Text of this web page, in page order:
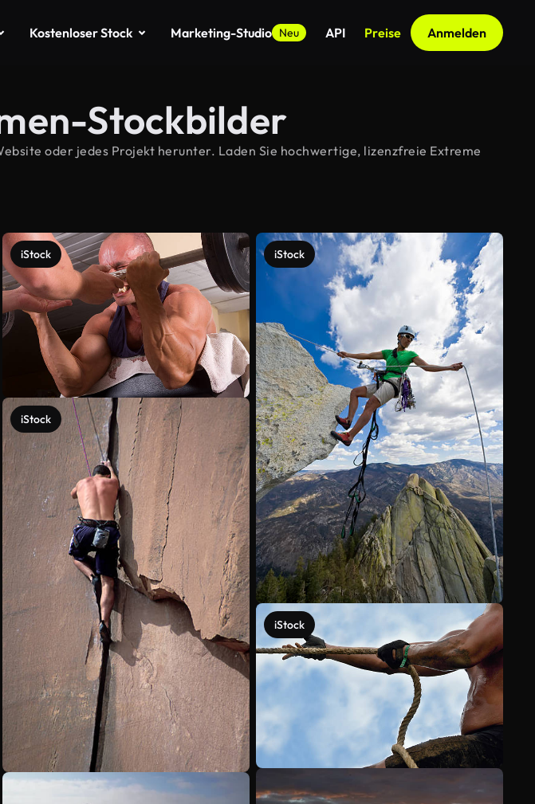
Kostenloser Stock Marketing-Studio Neu API Preise Anmelden
Stockbilder
oder jedes Projekt herunter. Laden Sie hochwertige, lizenzfreie Extreme
iStock
iStock
iStock
iStock